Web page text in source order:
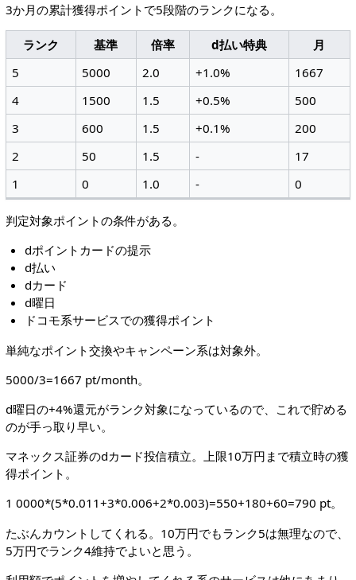
3か月の累計獲得ポイントで5段階のランクになる。
ランク 基準 倍率 d払い特典
月
5
5000 2.0 +1.0%
1667
4
1500 1.5 +0.5%
500
3
600 1.5 +0.1%
200
2
50 1.5 -
17
1
0 1.0 - 0
判定対象ポイントの条件がある。
dポイントカードの提示
d払い
dカード
d曜日
ドコモ系サービスでの獲得ポイント
単純なポイント交換やキャンペーン系は対象外。
5000/3=1667 pt/month。
d曜日の+4%還元がランク対象になっているので、これで貯める
のが手っ取り早い。
マネックス証券のdカード投信積立。上限10万円まで積立時の獲
得ポイント。
1 0000*(5*0.011+3*0.006+2*0.003)=550+180+60=790 pt。
たぶんカウントしてくれる。10万円でもランク5は無理なので、
5万円でランク4維持でよいと思う。